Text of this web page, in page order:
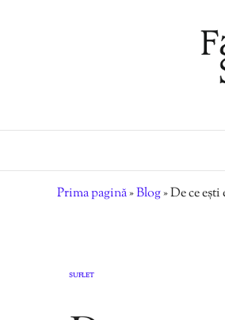
Prima pagină»Blog»De ce
SUFLET